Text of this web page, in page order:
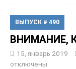
ВЫПУСК # 490
ВНИМАНИЕ,
15, январь 2019
отключены